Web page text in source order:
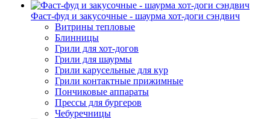
Фаст-фуд и закусочные - шаурма хот-доги сэндвич
Витрины тепловые
Блинницы
Грили для хот-догов
Грили для шаурмы
Грили карусельные для кур
Грили контактные прижимные
Пончиковые аппараты
Прессы для бургеров
Чебуречницы